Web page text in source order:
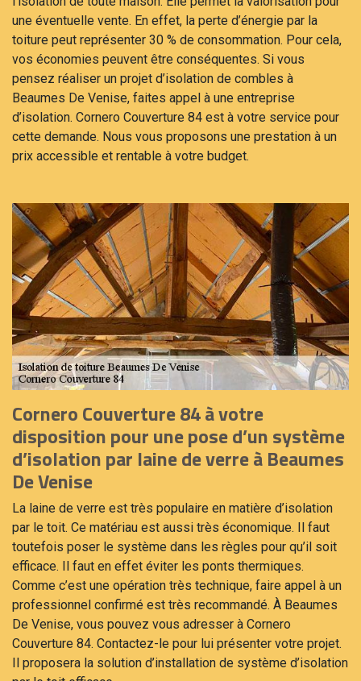
une éventuelle vente. En effet, la perte d’énergie par la
toiture peut représenter 30 % de consommation. Pour cela,
vos économies peuvent être conséquentes. Si vous
pensez réaliser un projet d’isolation de combles à
Beaumes De Venise, faites appel à une entreprise
d’isolation. Cornero Couverture 84 est à votre service pour
cette demande. Nous vous proposons une prestation à un
prix accessible et rentable à votre budget.
Cornero Couverture 84 à votre
disposition pour une pose d’un système
d’isolation par laine de verre à Beaumes
De Venise
La laine de verre est très populaire en matière d’isolation
par le toit. Ce matériau est aussi très économique. Il faut
toutefois poser le système dans les règles pour qu’il soit
efficace. Il faut en effet éviter les ponts thermiques.
Comme c’est une opération très technique, faire appel à un
professionnel confirmé est très recommandé. À Beaumes
De Venise, vous pouvez vous adresser à Cornero
Couverture 84. Contactez-le pour lui présenter votre projet.
Il proposera la solution d’installation de système d’isolation